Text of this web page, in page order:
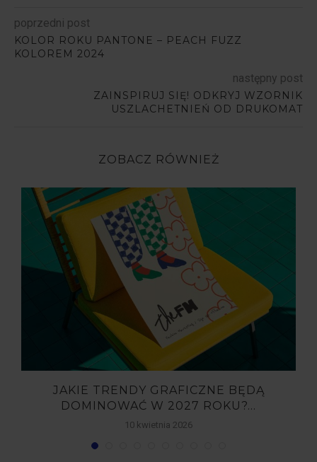
poprzedni post
KOLOR ROKU PANTONE – PEACH FUZZ
KOLOREM 2024
następny post
ZAINSPIRUJ SIĘ! ODKRYJ WZORNIK
USZLACHETNIEŃ OD DRUKOMAT
ZOBACZ RÓWNIEŻ
JAKIE TRENDY GRAFICZNE BĘDĄ
DOMINOWAĆ W 2027 ROKU?...
10 kwietnia 2026